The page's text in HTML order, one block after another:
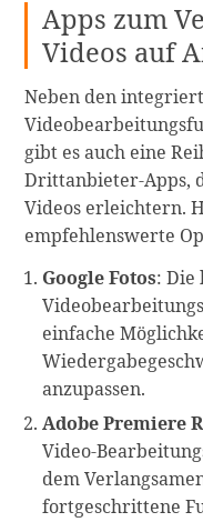
Apps zum
Videos auf
Neben den
gibt es auch eine
Drittanbieter-Apps,
Videos erleichtern.
empfehlenswerte
Google Fotos: Die
einfache
anzupassen.
Adobe Premiere
Video-
dem
fortgeschrittene